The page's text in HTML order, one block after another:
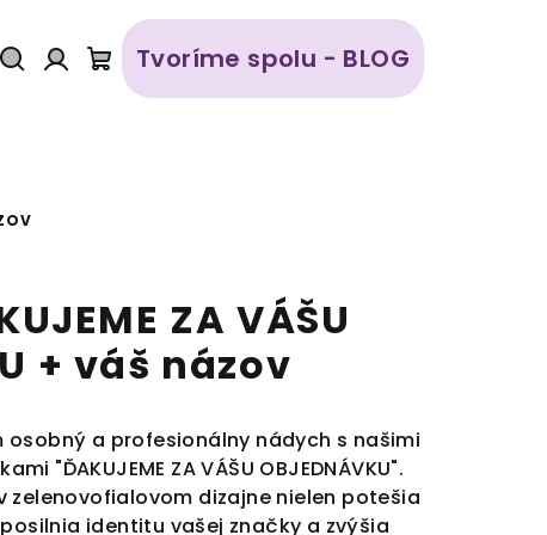
Prihlásenie
Nákupný
Tvoríme spolu - BLOG
ZA VÁŠU
+ váš názov
osobný a profesionálny nádych s našimi
"ĎAKUJEME ZA VÁŠU OBJEDNÁVKU".
zelenovofialovom dizajne nielen potešia
identitu vašej značky a zvýšia